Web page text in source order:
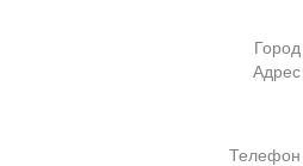
Город
Адрес
Телефон